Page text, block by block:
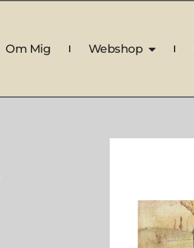
Om Mig Webshop